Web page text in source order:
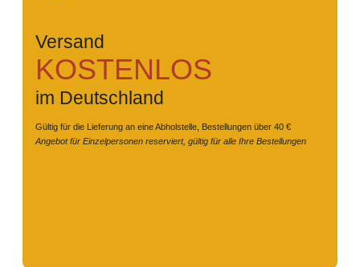
Versand
KOSTENLOS
im Deutschland
Gültig für die Lieferung an eine Abholstelle, Bestellungen über 40 €
Angebot für Einzelpersonen reserviert, gültig für alle Ihre Bestellungen